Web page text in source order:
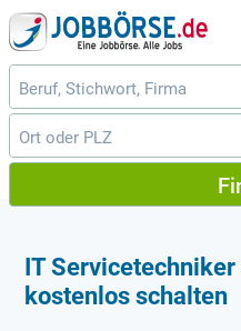
IT
kostenlos schalten